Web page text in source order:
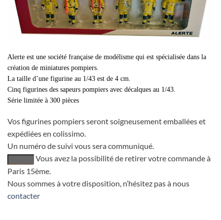
Alerte est une société française de modélisme qui est spécialisée dans la
création de miniatures pompiers.
La taille d’une figurine au 1/43 est de 4 cm.
Cinq figurines des sapeurs pompiers avec décalques au 1/43.
Série limitée à 300 pièces
Vos figurines pompiers seront soigneusement emballées et
expédiées en colissimo.
Un numéro de suivi vous sera communiqué.
Vous avez la possibilité de retirer votre commande à
Paris 15ème.
Nous sommes à votre disposition, n’hésitez pas à nous
contacter